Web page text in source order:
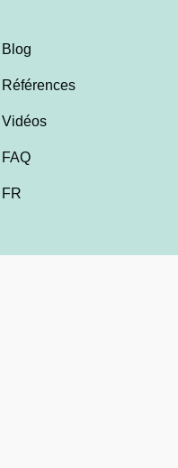
Blog
Références
Vidéos
FAQ
FR